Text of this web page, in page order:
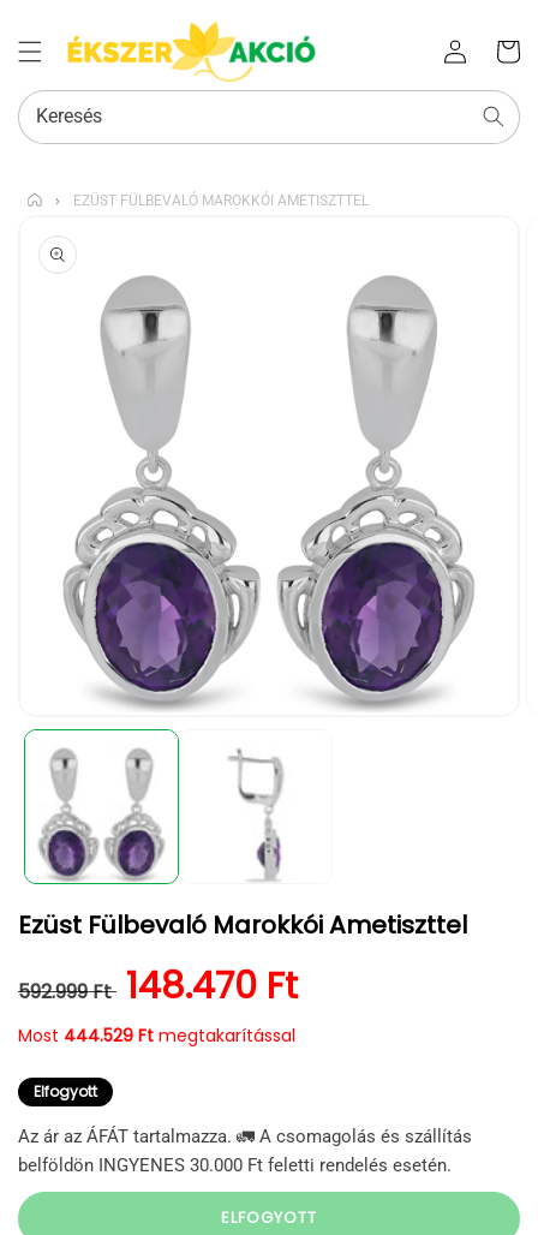
Bejelentkezés
kosara
Keresés
› EZÜST FÜLBEVALÓ MAROKKÓI AMETISZTTEL
UGRÁS A
TERMÉKADATOKRA
médiafájl
megnyitása
modális
párbeszédpanelen
Ezüst Fülbevaló Marokkói Ametiszttel
Normál ár
592.999 Ft Kedvezményes ár
148.470 Ft
Most 444.529 Ft megtakarítással
Elfogyott
Az ár az ÁFÁT tartalmazza. 🚛 A csomagolás és szállítás
belföldön INGYENES 30.000 Ft feletti rendelés esetén.
ELFOGYOTT